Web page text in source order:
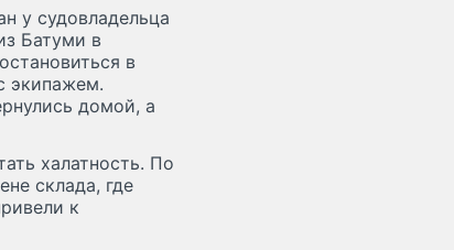
у судовладельца
Батуми в
в
экипажем.
домой, а
халатность. По
склада, где
к